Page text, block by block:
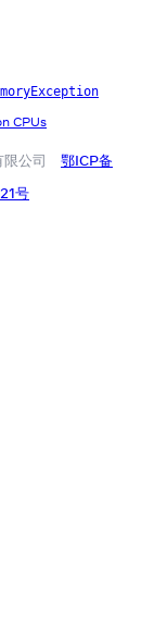
CPUs
公司
鄂ICP备
号